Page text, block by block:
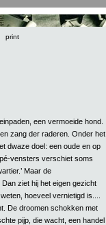
print
een vermoeide hond.
zang der raderen. Onder het
dwaze doel: een oude en op
vensters verschiet soms
Maar de
ziet hij het eigen gezicht
hoeveel vernietigd is....
De droomen schokken met
pijp, die wacht, een handel